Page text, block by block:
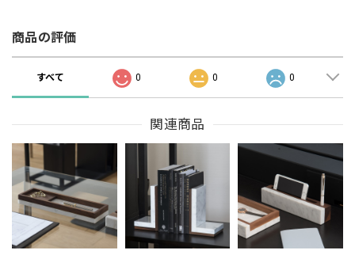
商品の評価
すべて 0 0 0
関連商品